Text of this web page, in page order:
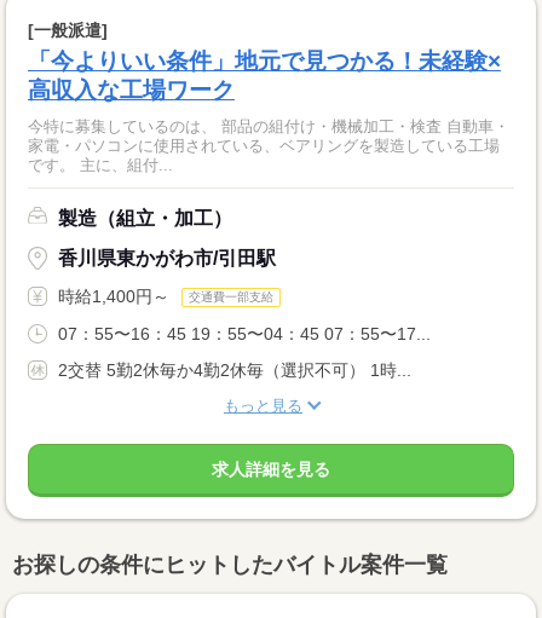
[一般派遣]
「今よりいい条件」地元で見つかる！未経験×
高収入な工場ワーク
今特に募集しているのは、 部品の組付け・機械加工・検査 自動車・
家電・パソコンに使用されている、ベアリングを製造している工場
です。 主に、組付...
製造（組立・加工）
香川県東かがわ市/引田駅
時給1,400円～ 交通費一部支給
07：55〜16：45 19：55〜04：45 07：55〜17...
2交替 5勤2休毎か4勤2休毎（選択不可） 1時...
もっと見る
求人詳細を見る
お探しの条件にヒットしたバイトル案件一覧